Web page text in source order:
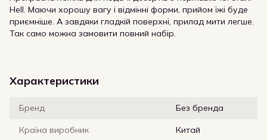
Hell. Маючи хорошу вагу і відмінні форми, прийом їжі буде
приємніше. А завдяки гладкій поверхні, прилад мити легше.
Так само можна замовити повний набір.
Характеристики
Бренд Без бренда
Країна виробник Китай